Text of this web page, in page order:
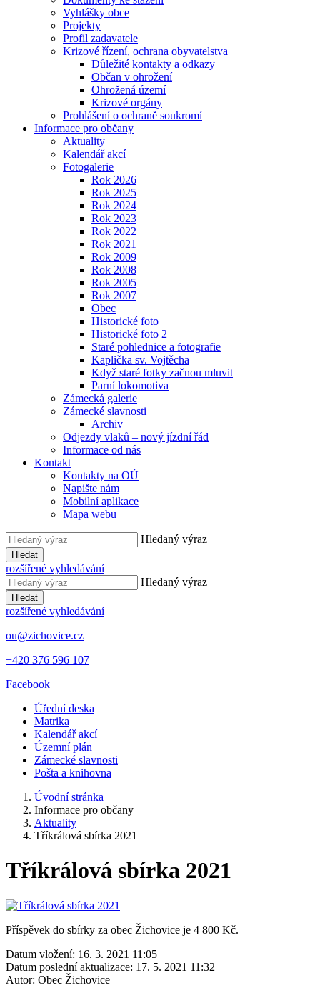
Vyhlášky obce
Projekty
Profil zadavatele
Krizové řízení, ochrana obyvatelstva
Důležité kontakty a odkazy
Občan v ohrožení
Ohrožená území
Krizové orgány
Prohlášení o ochraně soukromí
Informace pro občany
Aktuality
Kalendář akcí
Fotogalerie
Rok 2026
Rok 2025
Rok 2024
Rok 2023
Rok 2022
Rok 2021
Rok 2009
Rok 2008
Rok 2005
Rok 2007
Obec
Historické foto
Historické foto 2
Staré pohlednice a fotografie
Kaplička sv. Vojtěcha
Když staré fotky začnou mluvit
Parní lokomotiva
Zámecká galerie
Zámecké slavnosti
Archiv
Odjezdy vlaků – nový jízdní řád
Informace od nás
Kontakt
Kontakty na OÚ
Napište nám
Mobilní aplikace
Mapa webu
Hledaný výraz
Hledat
rozšířené vyhledávání
Hledaný výraz
Hledat
rozšířené vyhledávání
ou@zichovice.cz
+420 ​​376 596 107
Facebook
Úřední deska
Matrika
Kalendář akcí
Územní plán
Zámecké slavnosti
Pošta a knihovna
Úvodní stránka
Informace pro občany
Aktuality
Tříkrálová sbírka 2021
Tříkrálová sbírka 2021
Příspěvek do sbírky za obec Žichovice je 4 800 Kč.
Datum vložení: 16. 3. 2021 11:05
Datum poslední aktualizace: 17. 5. 2021 11:32
Autor: Obec Žichovice